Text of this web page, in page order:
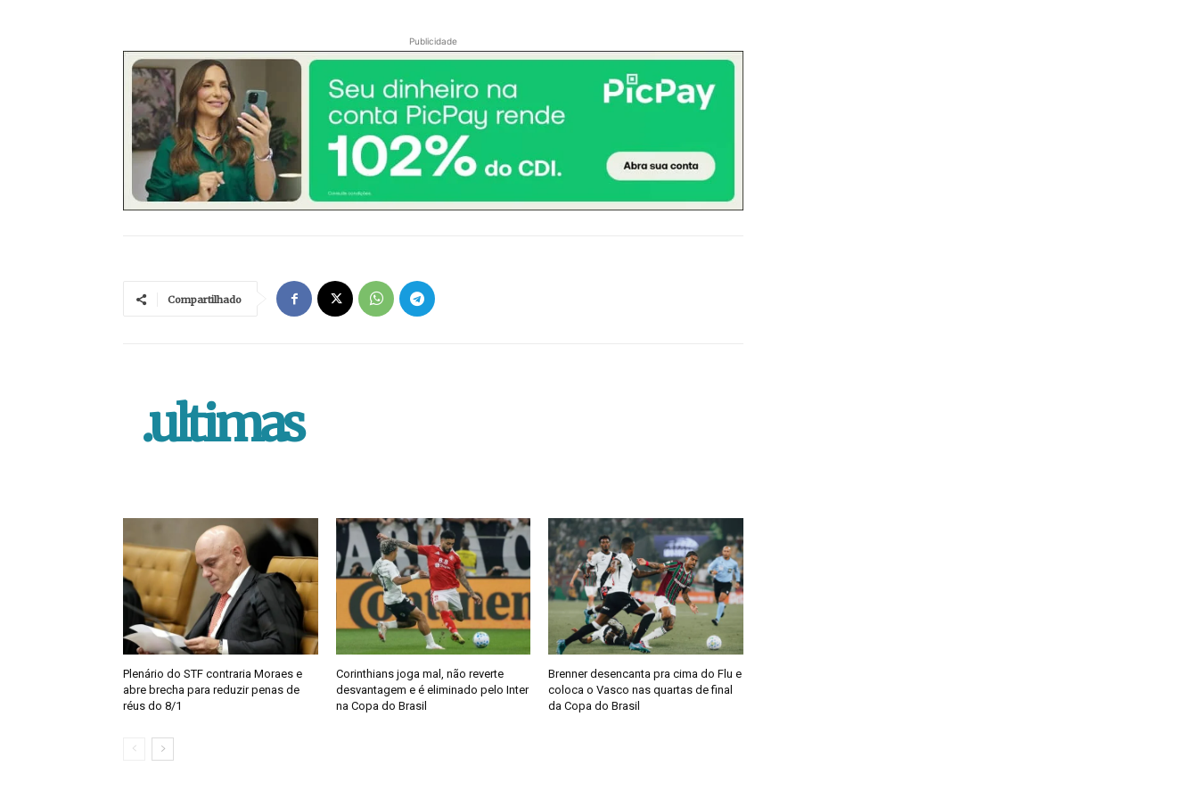
Publicidade
Compartilhado
.ultimas
Plenário do STF contraria Moraes e
abre brecha para reduzir penas de
réus do 8/1
Corinthians joga mal, não reverte
desvantagem e é eliminado pelo Inter
na Copa do Brasil
Brenner desencanta pra cima do Flu e
coloca o Vasco nas quartas de final
da Copa do Brasil